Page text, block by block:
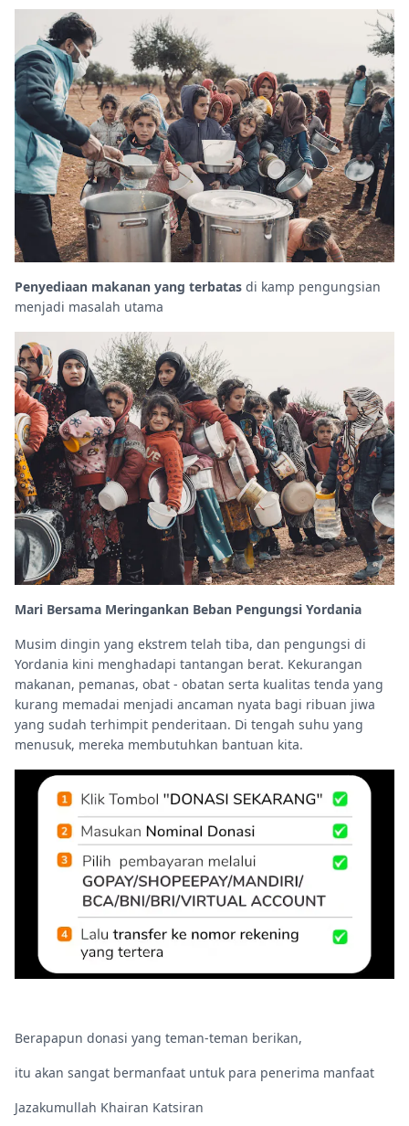
Penyediaan makanan yang terbatas di kamp pengungsian
menjadi masalah utama
Mari Bersama Meringankan Beban Pengungsi Yordania
Musim dingin yang ekstrem telah tiba, dan pengungsi di
Yordania kini menghadapi tantangan berat. Kekurangan
makanan, pemanas, obat - obatan serta kualitas tenda yang
kurang memadai menjadi ancaman nyata bagi ribuan jiwa
yang sudah terhimpit penderitaan. Di tengah suhu yang
menusuk, mereka membutuhkan bantuan kita.
Berapapun donasi yang teman-teman berikan,
itu akan sangat bermanfaat untuk para penerima manfaat
Jazakumullah Khairan Katsiran